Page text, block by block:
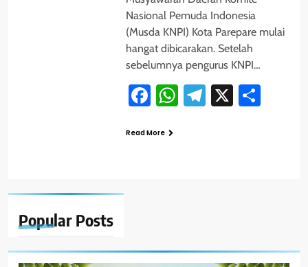
Popular Posts
Nasional Pemuda Indonesia
(Musda KNPI) Kota Parepare mulai
hangat dibicarakan. Setelah
sebelumnya pengurus KNPI…
Facebook
WhatsApp
Telegram
X
Read More